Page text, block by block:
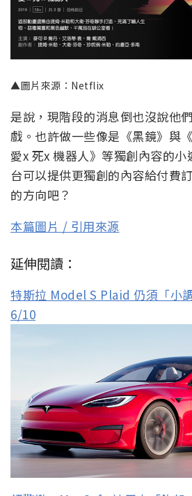
▲圖片來源：Netflix
是說，現階段的消息倒也沒說他
戲。也許做一些像是《黑鏡》與《
愛x 死x 機器人》等獨創內容的
台可以提供更獨創的內容給付費
的方向吧？
本篇圖片 / 引用來源
延伸閱讀：
特斯拉 Model S Plaid 仍須「小
6/10